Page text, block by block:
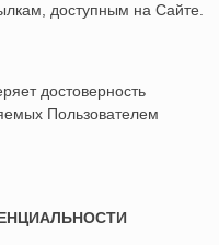
доступным на Сайте.
достоверность
Пользователем